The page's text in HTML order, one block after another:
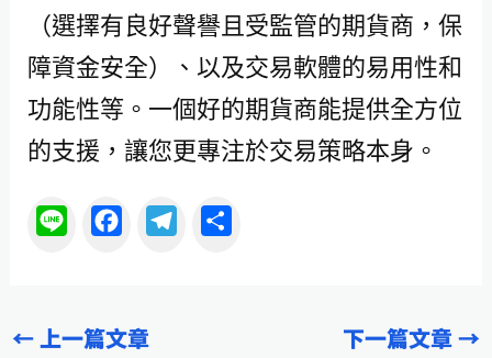
（選擇有良好聲譽且受監管的期貨商，保
障資金安全）、以及交易軟體的易用性和
功能性等。一個好的期貨商能提供全方位
的支援，讓您更專注於交易策略本身。
b
←上一篇文章 下一篇文章→